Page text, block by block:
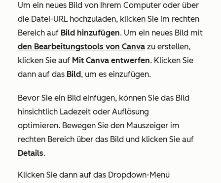
Um ein neues Bild von Ihrem Computer oder über
die Datei-URL hochzuladen, klicken Sie im rechten
Bereich auf Bild hinzufügen. Um ein neues Bild mit
den Bearbeitungstools von Canva zu erstellen,
klicken Sie auf Mit Canva entwerfen. Klicken Sie
dann auf das Bild, um es einzufügen.
Bevor Sie ein Bild einfügen, können Sie das Bild
hinsichtlich Ladezeit oder Auflösung
optimieren. Bewegen Sie den Mauszeiger im
rechten Bereich über das Bild und klicken Sie auf
Details.
Klicken Sie dann auf das Dropdown-Menü